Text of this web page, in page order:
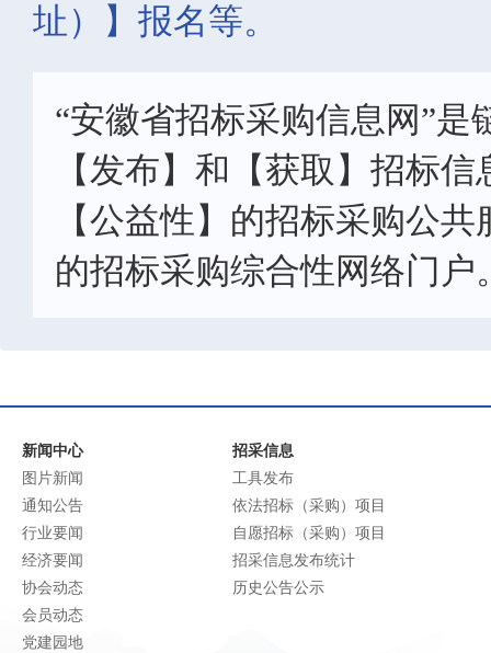
址）】报名等。
“安徽省招标采购信息网”
【发布】和【获取】招标
【公益性】的招标采购公
的招标采购综合性网络门户
新闻中心
图片新闻
通知公告
行业要闻
经济要闻
协会动态
会员动态
党建园地
招采信息
工具发布
依法招标（采购）项目
自愿招标（采购）项目
招采信息发布统计
历史公告公示